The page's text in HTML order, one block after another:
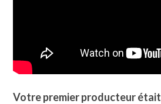
Votre premier producteur